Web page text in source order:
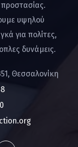
υψηλού
για πολίτες,
δυνάμεις.
Θεσσαλονίκη